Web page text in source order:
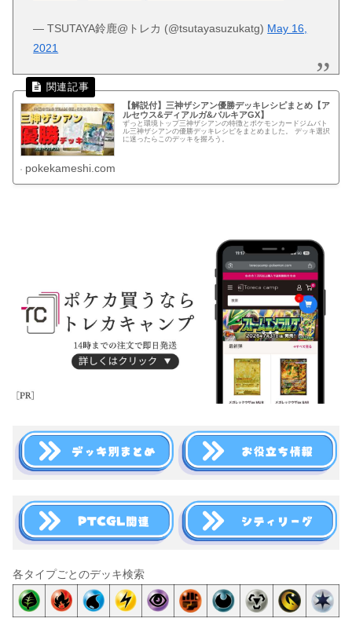
— TSUTAYA鈴鹿@トレカ (@tsutayasuzukatg) May 16,
2021
【解説付】三神ザシアン優勝デッキレシピまとめ【ア
ルセウス&ディアルガ&パルキアGX】
ずっと環境トップ三神ザシアンの特徴とポケモンカードジムバト
ル三神ザシアンの優勝デッキレシピをまとめました。 デッキ選択
に迷ったらこのデッキを握ろう。
pokekameshi.com
各タイプごとのデッキ検索